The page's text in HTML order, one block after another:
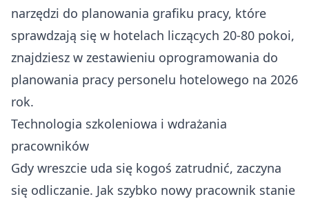
narzędzi do planowania grafiku pracy, które
sprawdzają się w hotelach liczących 20-80 pokoi,
znajdziesz w zestawieniu oprogramowania do
planowania pracy personelu hotelowego na 2026
rok.
Technologia szkoleniowa i wdrażania
pracowników
Gdy wreszcie uda się kogoś zatrudnić, zaczyna
się odliczanie. Jak szybko nowy pracownik stanie